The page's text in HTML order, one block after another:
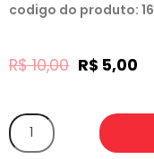
codigo do produto:
R$10,00 R$ 5,00